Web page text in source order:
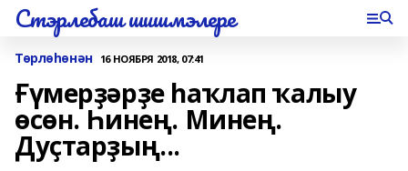
Стэрлебаш шишмэлере
Төрлөһөнән 16 НОЯБРЯ 2018, 07:41
Ғүмерҙәрҙе һаҡлап ҡалыу
өсөн. Һинең. Минең.
Дуҫтарҙың...